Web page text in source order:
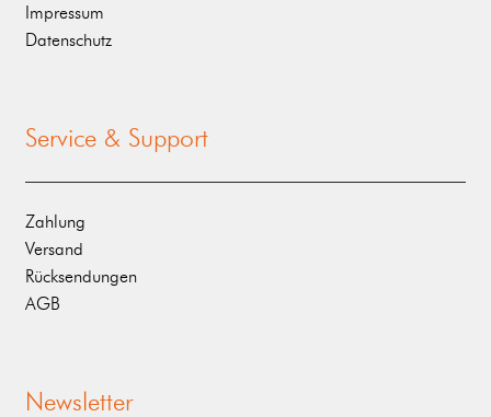
Impressum
Datenschutz
Service & Support
Zahlung
Versand
Rücksendungen
AGB
Newsletter